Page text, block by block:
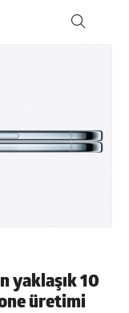
yaklaşık 10
üretimi